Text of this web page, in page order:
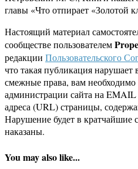
главы «Что отпирает «Золотой
Настоящий материал
сообществе пользователем
редакции Пользовательского
что такая публикация
смежные права, вам
администрации сайта на EMAIL
адреса (URL) страницы,
Нарушение будет в кратчайшие
наказаны.
You may also like...